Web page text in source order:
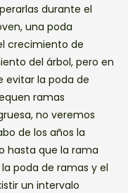
durante el
una poda
crecimiento de
del árbol, pero en
evitar la poda de
ramas
no veremos
de los años la
hasta que la rama
poda de ramas y el
un intervalo